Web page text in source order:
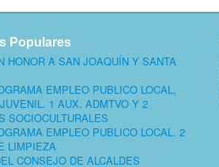
Populares
HONOR A SAN JOAQUÍN Y SANTA
EMPLEO PUBLICO LOCAL,
1 AUX. ADMTVO Y 2
SOCIOCULTURALES
EMPLEO PUBLICO LOCAL. 2
LIMPIEZA
CONSEJO DE ALCALDES